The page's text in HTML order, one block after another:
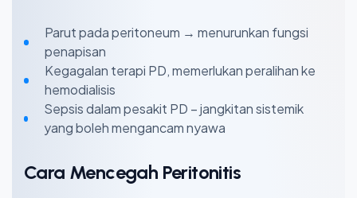
Parut pada peritoneum → menurunkan fungsi
penapisan
Kegagalan terapi PD, memerlukan peralihan ke
hemodialisis
Sepsis dalam pesakit PD – jangkitan sistemik
yang boleh mengancam nyawa
Cara Mencegah Peritonitis